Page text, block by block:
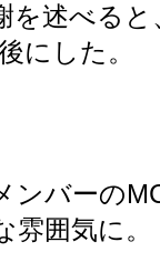
を述べると
にした。
ンバーの
囲気に。